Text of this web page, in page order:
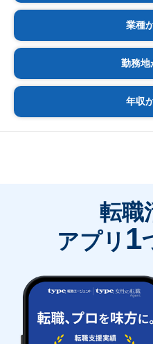
業種
勤務地
年収
転職
アプリ 1